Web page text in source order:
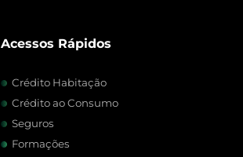
Acessos Rápidos
Crédito Habitação
Crédito ao Consumo
Seguros
Formações